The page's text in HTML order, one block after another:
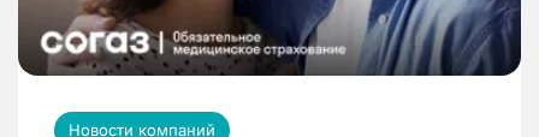
Новости компаний